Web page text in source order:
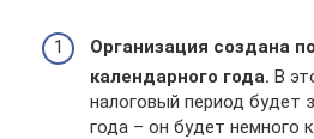
Организация создана
календарного года. В
налоговый период будет
года – он будет немного